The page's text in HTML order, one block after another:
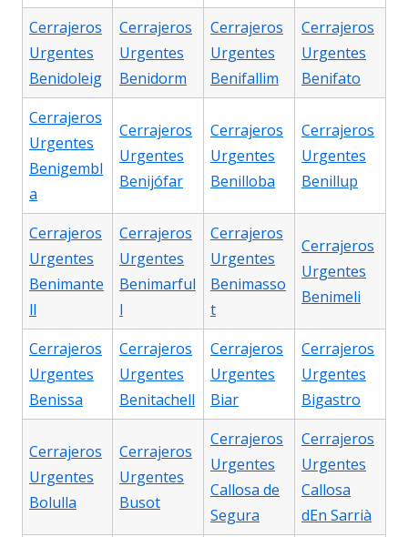
Cerrajeros
Urgentes
Benidoleig
Cerrajeros
Urgentes
Benidorm
Cerrajeros
Urgentes
Benifallim
Cerrajeros
Urgentes
Benifato
Cerrajeros
Urgentes
Benigembl
a
Cerrajeros
Urgentes
Benijófar
Cerrajeros
Urgentes
Benilloba
Cerrajeros
Urgentes
Benillup
Cerrajeros
Urgentes
Benimante
ll
Cerrajeros
Urgentes
Benimarful
l
Cerrajeros
Urgentes
Benimasso
t
Cerrajeros
Urgentes
Benimeli
Cerrajeros
Urgentes
Benissa
Cerrajeros
Urgentes
Benitachell
Cerrajeros
Urgentes
Biar
Cerrajeros
Urgentes
Bigastro
Cerrajeros
Urgentes
Bolulla
Cerrajeros
Urgentes
Busot
Cerrajeros
Urgentes
Callosa de
Segura
Cerrajeros
Urgentes
Callosa
dEn Sarrià